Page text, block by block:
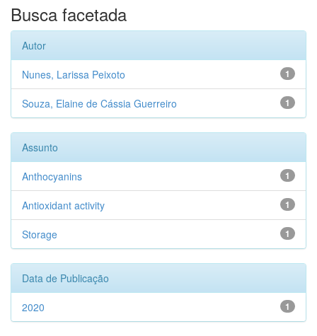
Busca facetada
Autor
1
Nunes, Larissa Peixoto
1
Souza, Elaine de Cássia Guerreiro
Assunto
1
Anthocyanins
1
Antioxidant activity
1
Storage
Data de Publicação
1
2020